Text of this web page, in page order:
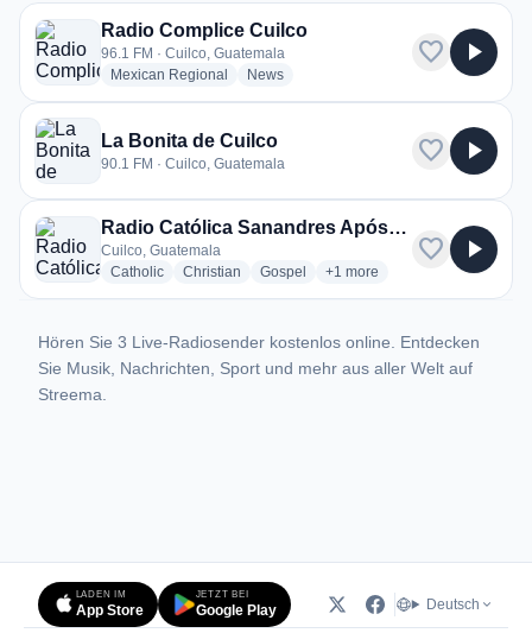
3 Radiosender aus Cuilco
Radio Complice Cuilco
96.1 FM · Cuilco, Guatemala
Mexican Regional
radio stations
Newsradio stations
favorite play_arrow
La Bonita de Cuilco
90.1 FM · Cuilco, Guatemala favorite play_arrow
Radio Católica Sanandres Apóstol Cuilco
Cuilco, Guatemala
Catholicradio stations
Christian radio stations
Gospel radio stations
+1 more genres for Radio
more
favorite play_arrow
Hören Sie 3 Live-Radiosender kostenlos online. Entdecken
Sie Musik, Nachrichten, Sport und mehr aus aller Welt auf
Streema.
LADEN IM
App Store
JETZT BEI
Google Play Deutsch